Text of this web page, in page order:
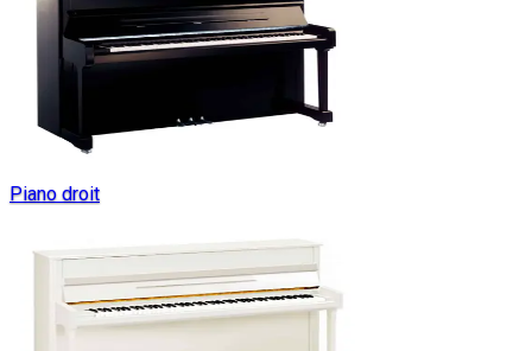
Piano droit